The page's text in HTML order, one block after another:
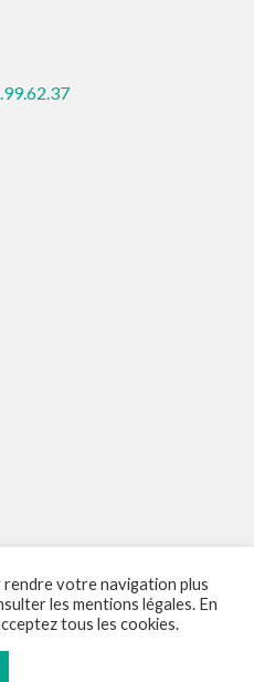
Politique de Confidentialité
rendre votre navigation plus
les mentions légales. En
tous les cookies.